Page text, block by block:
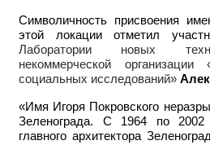
Символичность присвоения
этой локации отметил
Лаборатории новых
некоммерческой организации
социальных исследований»
«Имя Игоря Покровского
Зеленограда. С 1964 по
главного архитектора